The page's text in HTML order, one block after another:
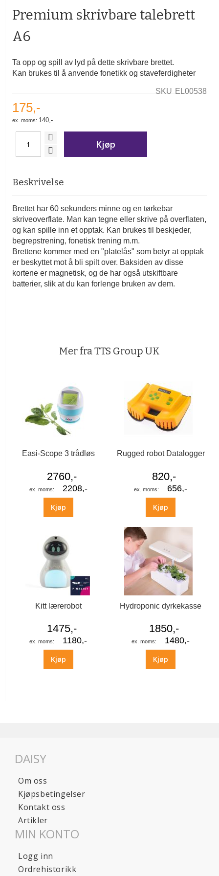
av
Premium skrivbare talebrett
A6
Ta opp og spill av lyd på dette skrivbare brettet.
Kan brukes til å anvende fonetikk og staveferdigheter
SKU EL00538
175,-
140,-
Kjøp
Beskrivelse
Brettet har 60 sekunders minne og en tørkebar
skriveoverflate. Man kan tegne eller skrive på overflaten,
og kan spille inn et opptak. Kan brukes til beskjeder,
begrepstrening, fonetisk trening m.m.
Brettene kommer med en "platelås" som betyr at opptak
er beskyttet mot å bli spilt over. Baksiden av disse
kortene er magnetisk, og de har også utskiftbare
batterier, slik at du kan forlenge bruken av dem.
Mer fra TTS Group UK
Easi-Scope 3 trådløs
2760,-
2208,-
Kjøp
Rugged robot Datalogger
820,-
656,-
Kjøp
Kitt lærerobot
1475,-
1180,-
Kjøp
Hydroponic dyrkekasse
1850,-
1480,-
Kjøp
DAISY
Om oss
Kjøpsbetingelser
Kontakt oss
Artikler
MIN KONTO
Logg inn
Ordrehistorikk